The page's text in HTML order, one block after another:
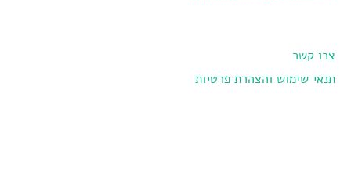
צרו קשר
תנאי שימוש והצהרת פרטיות